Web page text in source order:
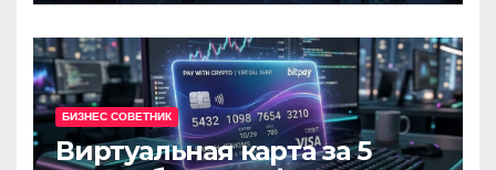
БИЗНЕС СОВЕТНИК
Виртуальная карта за 5